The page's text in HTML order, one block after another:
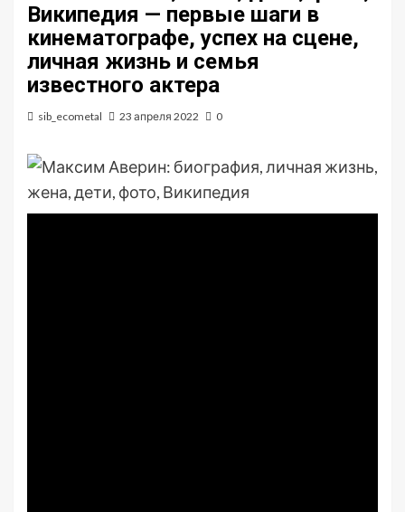
Википедия — первые шаги в
кинематографе, успех на сцене,
личная жизнь и семья
известного актера
sib_ecometal 23 апреля 2022 0